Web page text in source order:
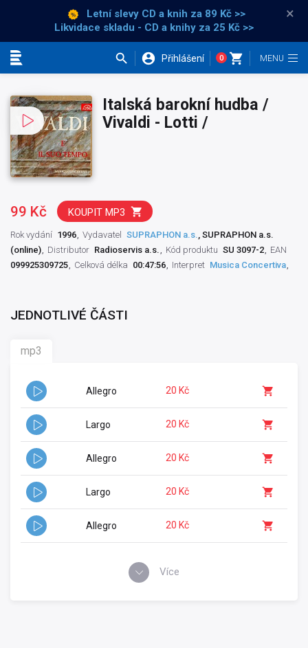
Letní slevy CD a knih za 89 Kč >>
Likvidace skladu - CD a knihy za 25 Kč >>
×
Přihlášení 0
Italská barokní hudba /
Vivaldi - Lotti /
99 Kč KOUPIT MP3
Rok vydání 1996 Vydavatel SUPRAPHON a.s., SUPRAPHON a.s.
(online)
Distributor Radioservis a.s. Kód produktu SU 3097-2
EAN
099925309725
Celková délka 00:47:56 Interpret Musica Concertiva
JEDNOTLIVÉ ČÁSTI
mp3
Allegro 20 Kč
Largo 20 Kč
Allegro 20 Kč
Largo 20 Kč
Allegro 20 Kč
Více